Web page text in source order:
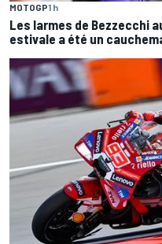
MOTOGP1 h
Les larmes de Bezzecchi
estivale a été un